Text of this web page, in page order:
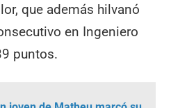
que además hilvanó
en Ingeniero
puntos.